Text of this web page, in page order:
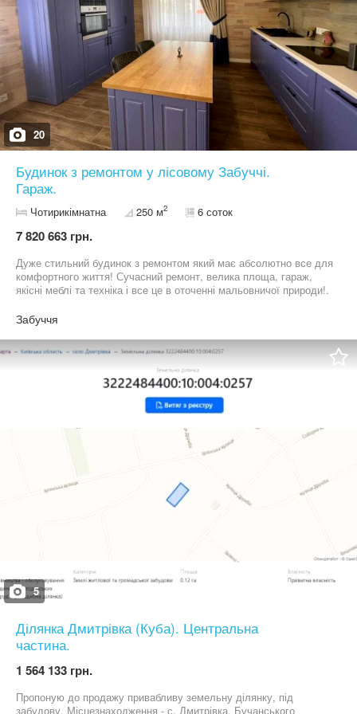
20
Будинок з ремонтом у лісовому Забуччі.
Гараж.
Чотирикімнатна 250 м2 6 соток
7 820 663 грн.
Дуже стильний будинок з ремонтом який має абсолютно все для
комфортного життя! Сучасний ремонт, велика площа, гараж,
якісні меблі та техніка і все це в оточенні мальовничої природи!.
побудований якісно та надійно. Стіни зведені з керамічного
блоку, дах вимощений бітумною черепицею. Добре утеплений.
Будинок має три рівні. На першому рівні розташований гараж,
велика кімната яка може бути використана під спортзал, чи
будь-що інше за вашим бажанням, комора та технічне
приміщення. В сучасних реаліях перший рівень можна
використовувати як укриття. На другому рівні розташована
кухня-їдальня , вітальня, санвузол з душовою кабіною та вихід
на терасу. На третьому рівні знаходяться три просторі кімнати з
виходами на балкон та санвузол з ванною. Система опалення в
будинку електрична. Встановлений електричний котел і
лісом у селі Забуччя. Навколо природа, що спонукає до
прогулянок та душевного відпочинку. Жити у власному будинку,
відпочивати від галасу великого міста можливо всього у 17
Покази у зручний час, оперативні відповіді у зручному для вас
месенджері. Люблю місце, де живу та бажаю цього кожному! З
повагою, Катерина.
Забуччя
5
Ділянка Дмитрівка (Куба). Центральна
частина.
1 564 133 грн.
Пропоную до продажу привабливу земельну ділянку, під
забудову. Місцезнаходження - с. Дмитрівка, Бучанського